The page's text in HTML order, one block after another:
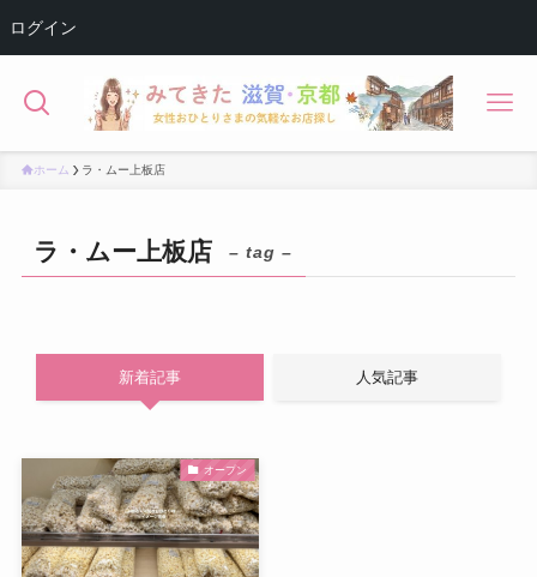
ログイン
ホーム ラ・ムー上板店
ラ・ムー上板店 – tag –
新着記事 人気記事
オープン